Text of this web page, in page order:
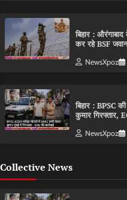
बिहार :
कर रहे BSF जवान
NewsXpoz
बिहार : BPSC
कुमार गिरफ्तार,
NewsXpoz
Collective News